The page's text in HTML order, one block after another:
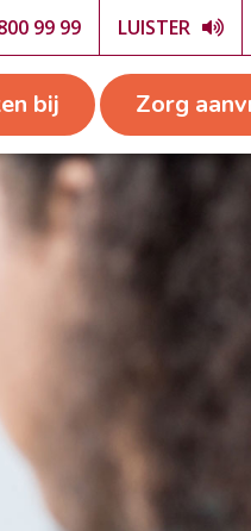
99 99 LUISTER
bij Zorg